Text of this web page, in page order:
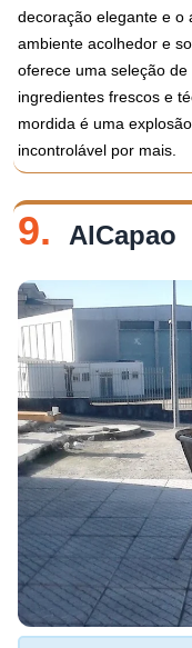
decoração elegante e o
ambiente acolhedor e
oferece uma seleção
ingredientes frescos e
mordida é uma
incontrolável por mais.
9. AlCapao